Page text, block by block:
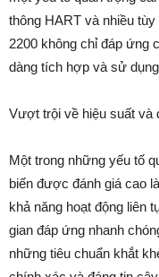
thông HART và nhiều
2200 không chỉ đáp ứng
dàng tích hợp và sử
Vượt trội về hiệu suất và
Một trong những yếu tố
biến được đánh giá cao
khả năng hoạt động liên
gian đáp ứng nhanh
những tiêu chuẩn khắt